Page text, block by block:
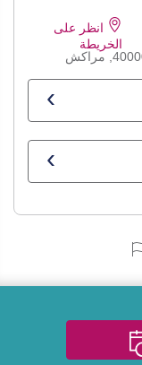
انظر على
الخريطة